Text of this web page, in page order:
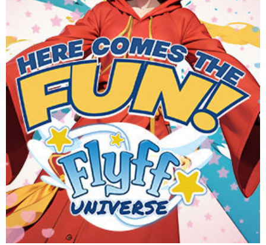
Flyff is a colorful MMORPG where you can explore, fight
monsters, and fly through the skies using brooms or wings.
Dive into quests and join a vibrant community for an
immersive gaming experience. One FUN universe, On any
device.
Website
Download